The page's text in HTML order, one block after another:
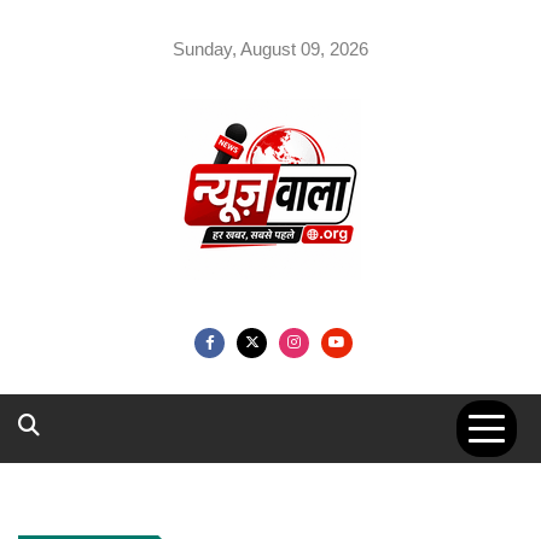
Sunday, August 09, 2026